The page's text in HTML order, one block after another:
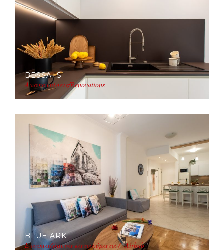
BESSA+S
Ανακαινίσεις/Renovations
BLUE ARK
Ενοικιαζόμενα καταλύματα / Airbnb